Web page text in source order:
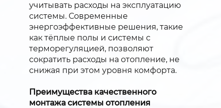
учитывать расходы на эксплуатацию
системы. Современные
энергоэффективные решения, такие
как тёплые полы и системы с
терморегуляцией, позволяют
сократить расходы на отопление, не
снижая при этом уровня комфорта.
Преимущества качественного
монтажа системы отопления